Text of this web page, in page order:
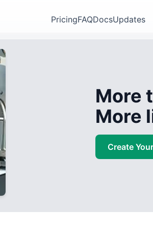
PricingFAQDocsUpdates
More
More
Create